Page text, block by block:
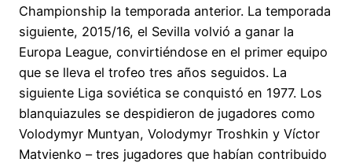
Championship la temporada anterior. La temporada
siguiente, 2015/16, el Sevilla volvió a ganar la
Europa League, convirtiéndose en el primer equipo
que se lleva el trofeo tres años seguidos. La
siguiente Liga soviética se conquistó en 1977. Los
blanquiazules se despidieron de jugadores como
Volodymyr Muntyan, Volodymyr Troshkin y Víctor
Matvienko – tres jugadores que habían contribuido